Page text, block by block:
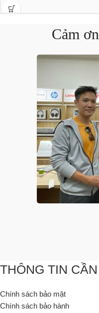
Cảm
THÔNG TIN
Chính sách bảo mật
Chính sách bảo hành